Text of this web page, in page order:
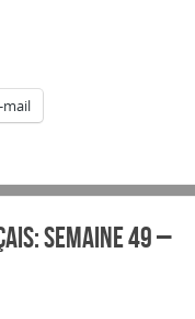
mail
Semaine 49 –